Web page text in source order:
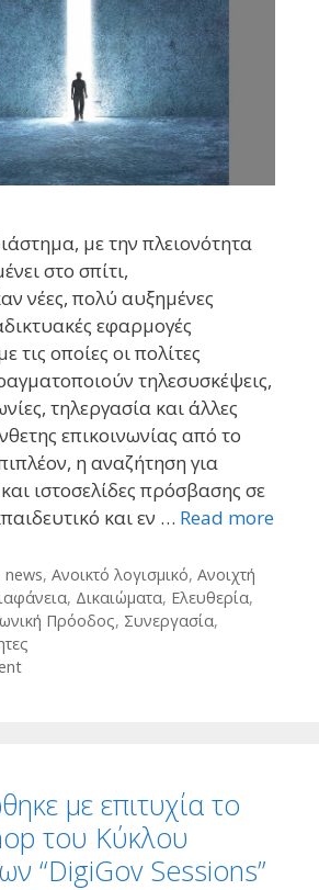
με την πλειονότητα
στο σπίτι,
νέες, πολύ αυξημένες
εφαρμογές
τις οποίες οι πολίτες
τηλεσυσκέψεις,
τηλεργασία και άλλες
επικοινωνίας από το
η αναζήτηση για
ιστοσελίδες πρόσβασης σε
και εν … Read more
news, Ανοικτό λογισμικό, Ανοιχτή
, Δικαιώματα, Ελευθερία,
Πρόοδος, Συνεργασία,
με επιτυχία το
του Κύκλου
“DigiGov Sessions”